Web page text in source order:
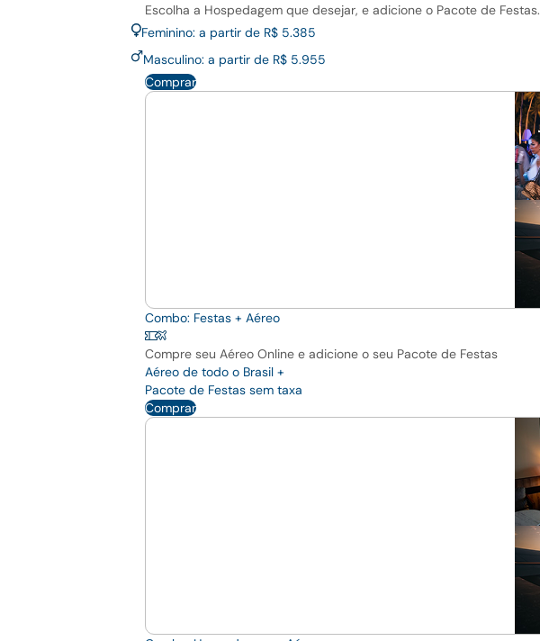
Escolha a Hospedagem que desejar, e adicione o Pacote de Festas.
Feminino: a partir de R$ 5.385
Masculino: a partir de R$ 5.955
Comprar
Combo: Festas + Aéreo
Compre seu Aéreo Online e adicione o seu Pacote de Festas
Aéreo de todo o Brasil +
Pacote de Festas sem taxa
Comprar